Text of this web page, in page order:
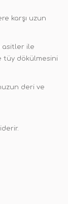
karşı uzun
asitler ile
tüy dökülmesini
deri ve